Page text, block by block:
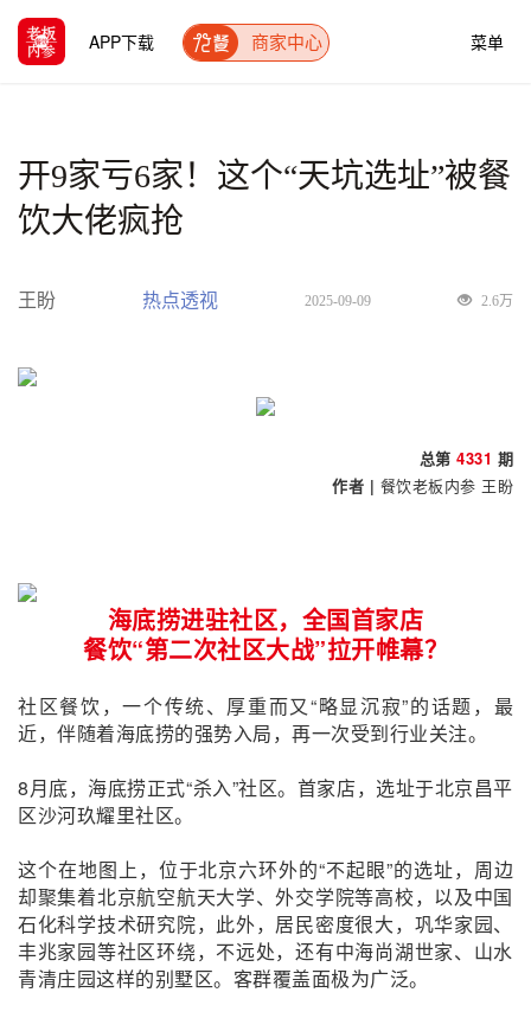
菜单
APP下载 商家中心
开9家亏6家！这个“天坑选址”被餐
饮大佬疯抢
王盼 热点透视 2025-09-09 2.6万
总第 4331 期
作者 | 餐饮老板内参 王盼
海底捞进驻社区，全国首家店
餐饮“第二次社区大战”拉开帷幕？
社区餐饮，一个传统、厚重而又“略显沉寂”的话题，最
近，伴随着海底捞的强势入局，再一次受到行业关注。
8月底，海底捞正式“杀入”社区。首家店，选址于北京昌平
区沙河玖耀里社区。
这个在地图上，位于北京六环外的“不起眼”的选址，周边
却聚集着北京航空航天大学、外交学院等高校，以及中国
石化科学技术研究院，此外，居民密度很大，巩华家园、
丰兆家园等社区环绕，不远处，还有中海尚湖世家、山水
青清庄园这样的别墅区。客群覆盖面极为广泛。